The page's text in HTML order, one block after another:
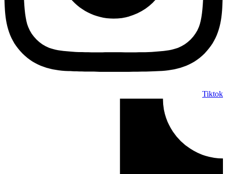
Tiktok